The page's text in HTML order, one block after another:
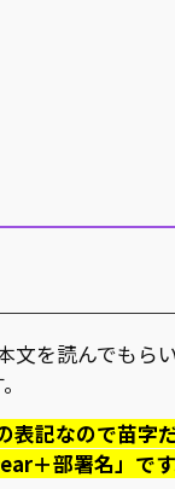
文を読んでもら
表記なので苗字
＋部署名」で